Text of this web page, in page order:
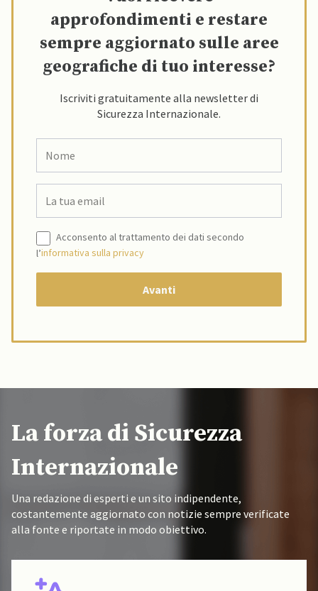
approfondimenti e restare
sempre aggiornato sulle aree
geografiche di tuo interesse?
Iscriviti gratuitamente alla newsletter di
Sicurezza Internazionale.
Acconsento al trattamento dei dati secondo
l’informativa sulla privacy
La forza di Sicurezza
Internazionale
Una redazione di esperti e un sito indipendente,
costantemente aggiornato con notizie sempre verificate
alla fonte e riportate in modo obiettivo.